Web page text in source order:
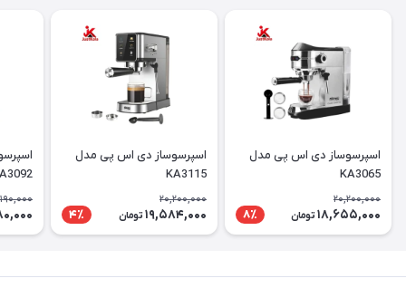
اسپرسوساز دی اس پی مدل
KA3065
20,200,000
18,655,000 تومان 8٪
اسپرسوساز دی اس پی مدل
KA3115
20,200,000
19,584,000 تومان 4٪